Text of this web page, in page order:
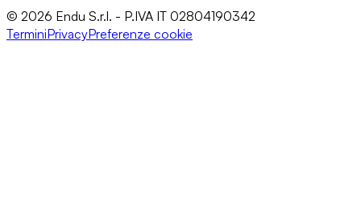
© 2026 Endu S.r.l. - P.IVA IT 02804190342
TerminiPrivacyPreferenze cookie